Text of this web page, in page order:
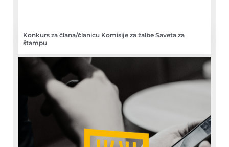
Konkurs za člana/članicu Komisije za žalbe Saveta za
štampu